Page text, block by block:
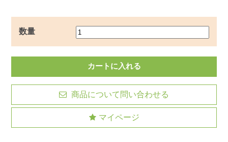
数量
商品について問い合わせる
マイページ